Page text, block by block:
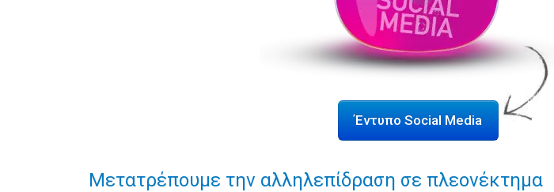
Έντυπο Social Media
Μετατρέπουμε την αλληλεπίδραση σε πλεονέκτημα